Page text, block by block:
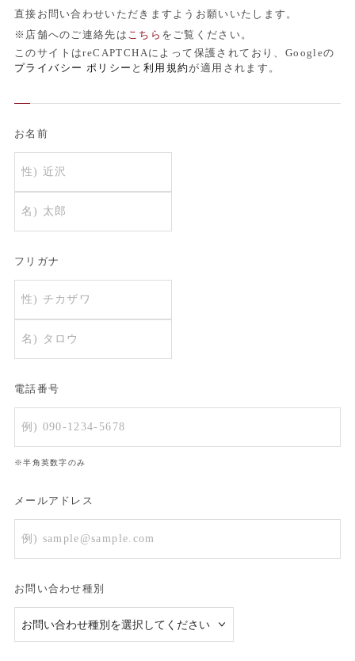
直接お問い合わせいただきますようお願いいたします。
※店舗へのご連絡先は こちら をご覧ください。
このサイトはreCAPTCHAによって保護されており、Googleの
プライバシー ポリシー と 利用規約が適用されます。
お名前
フリガナ
電話番号
※半角英数字のみ
メールアドレス
お問い合わせ種別